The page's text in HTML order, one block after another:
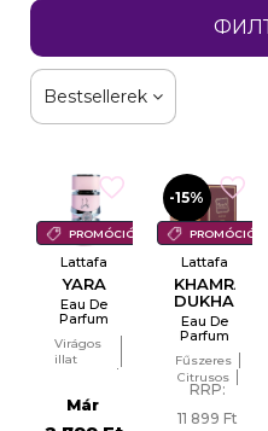
Bestsellerek
PROMÓCIÓ
Lattafa
YARA
Eau De
Parfum
Women
EDP
Virágos
illat
pézsmás
illat
Már
PROMÓCIÓ
-15%
Lattafa
KHAMRAH
DUKHAN
Eau De
Parfum
EDP
Fűszeres
Citrusos
Keleties
(orientális)
RRP:
11 899 Ft